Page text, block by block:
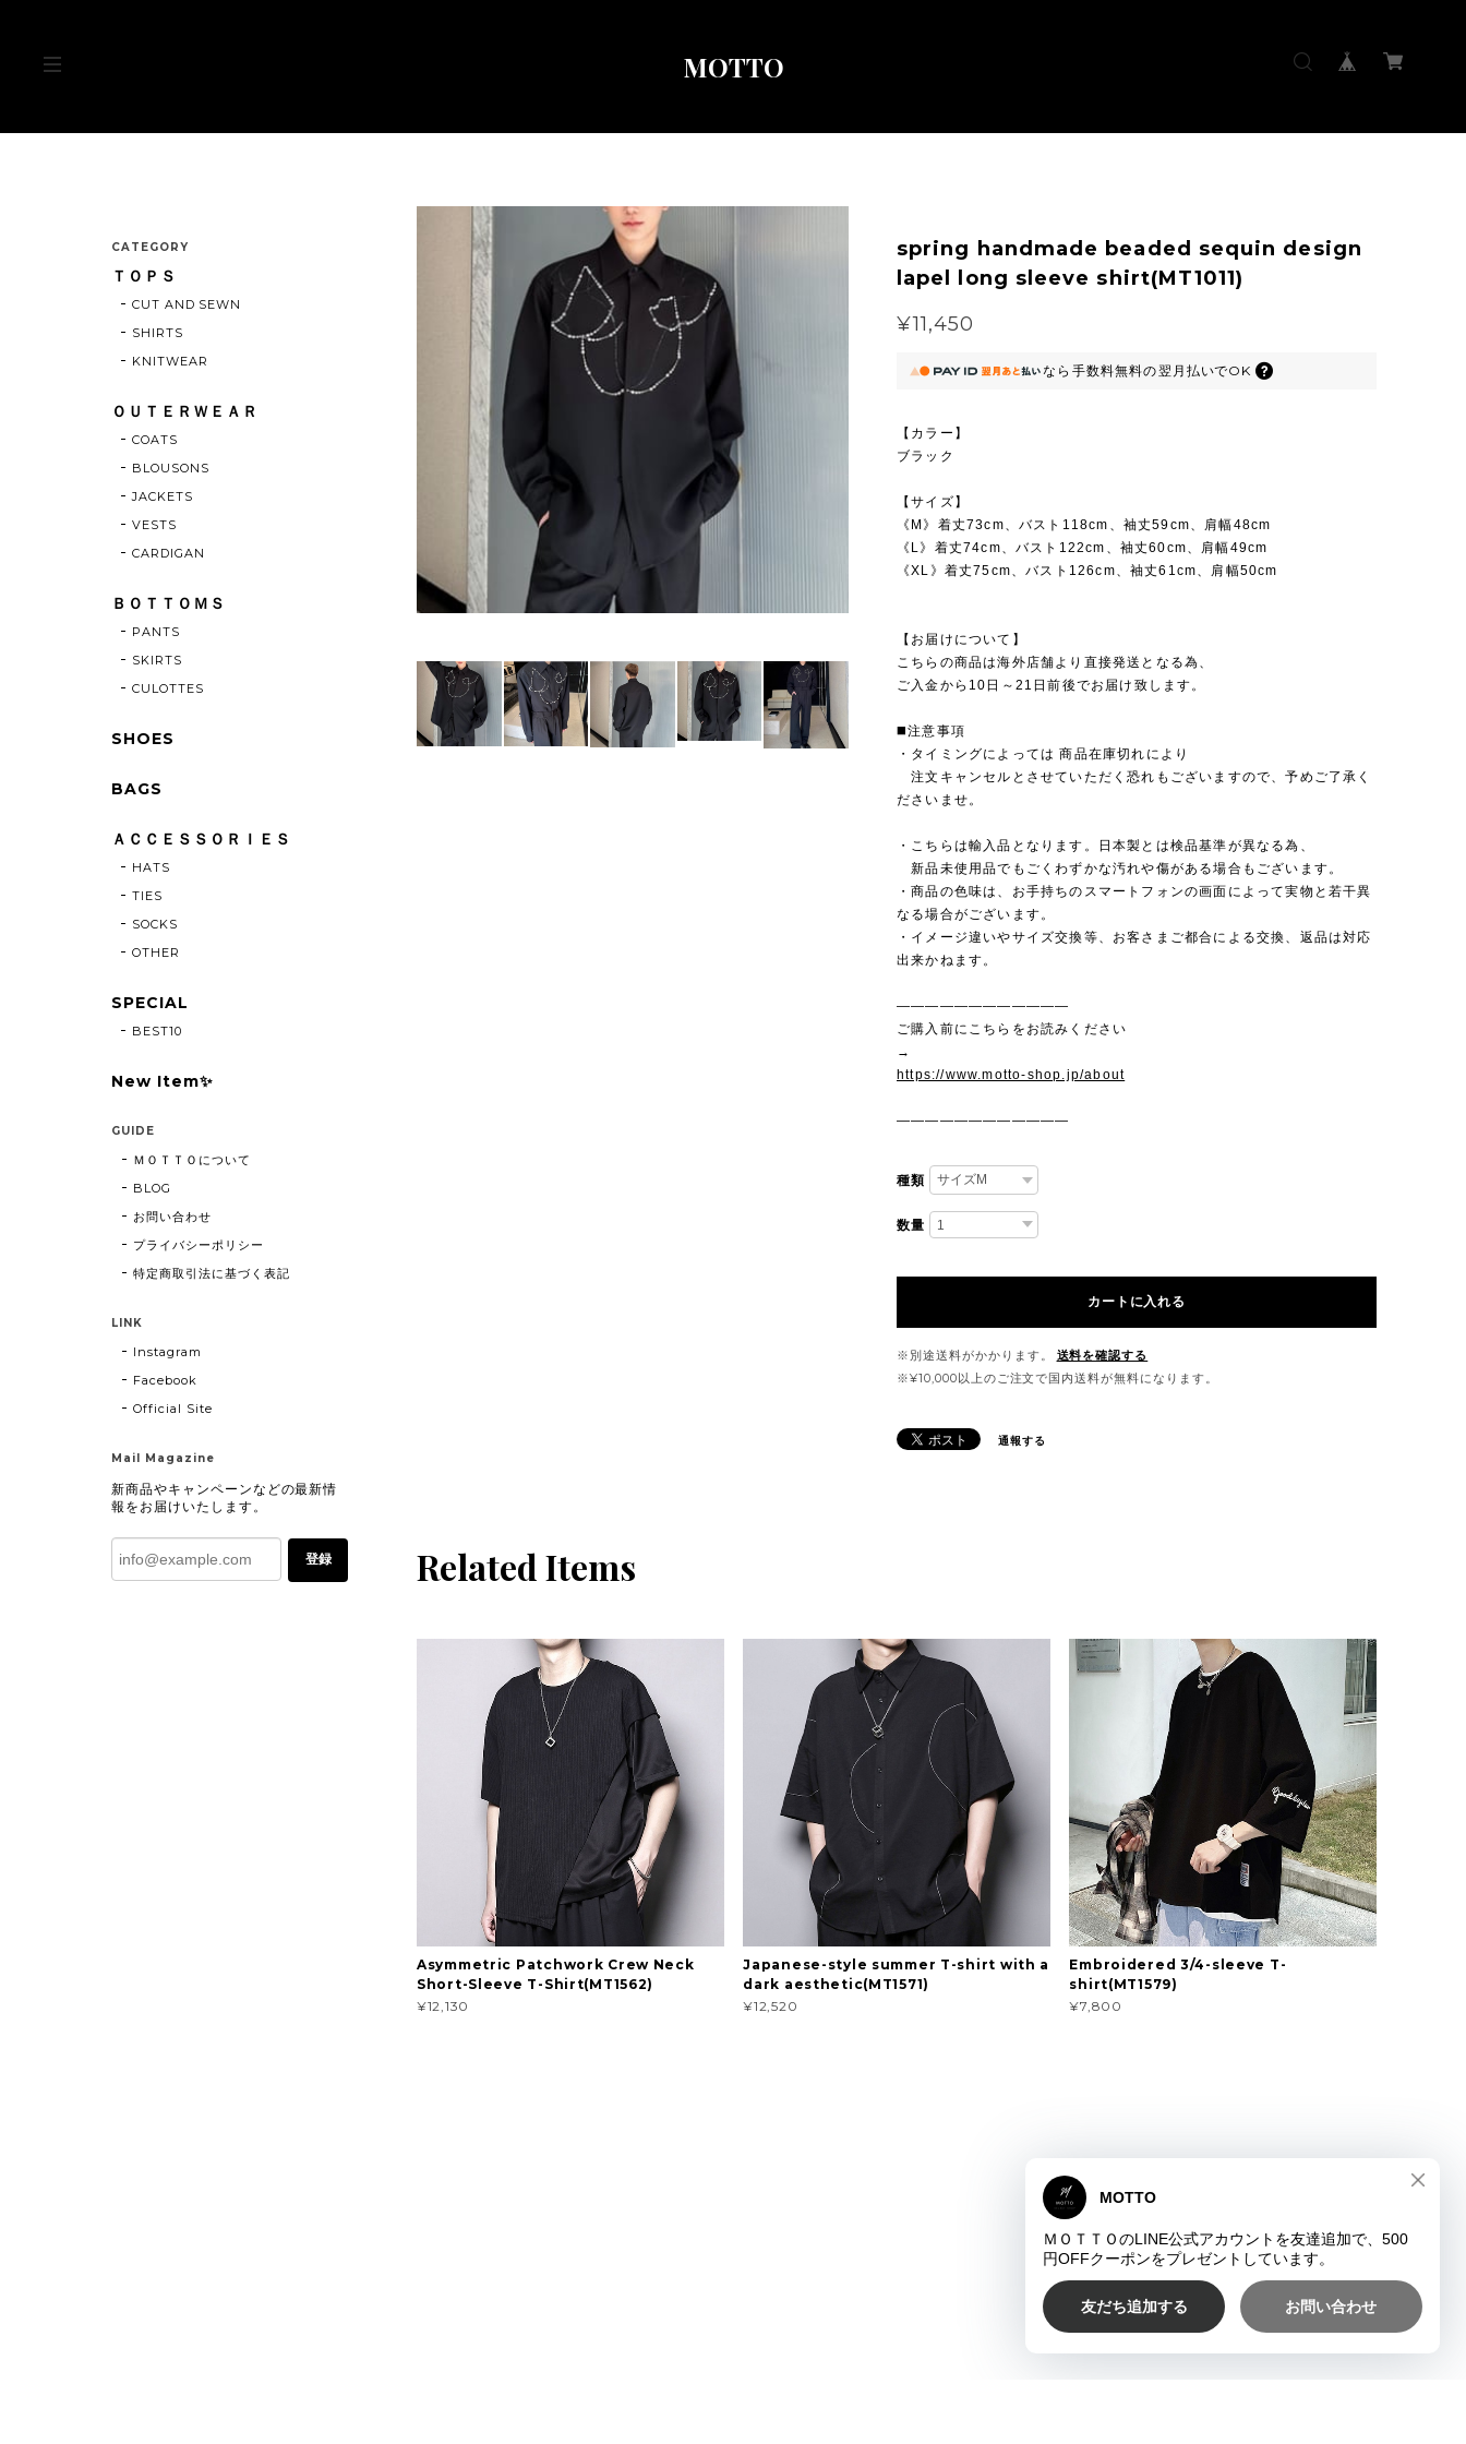
MOTTO
spring handmade beaded sequin design
lapel long sleeve shirt(MT1011)
¥11,450
なら 手数料無料の翌月払いでOK
【カラー】
ブラック
【サイズ】
《M》着丈73cm、バスト118cm、袖丈59cm、肩幅48cm
《L》着丈74cm、バスト122cm、袖丈60cm、肩幅49cm
《XL》着丈75cm、バスト126cm、袖丈61cm、肩幅50cm
【お届けについて】
こちらの商品は海外店舗より直接発送となる為、
ご入金から10日～21日前後でお届け致します。
◼️注意事項
・タイミングによっては 商品在庫切れにより
注文キャンセルとさせていただく恐れもございますので、予めご了承く
ださいませ。
・こちらは輸入品となります。日本製とは検品基準が異なる為、
新品未使用品でもごくわずかな汚れや傷がある場合もございます。
・商品の色味は、お手持ちのスマートフォンの画面によって実物と若干異
なる場合がございます。
・イメージ違いやサイズ交換等、お客さまご都合による交換、返品は対応
出来かねます。
————————————
ご購入前にこちらをお読みください
→
https://www.motto-shop.jp/about
————————————
種類
数量
カートに入れる
※別途送料がかかります。
送料を確認する
※¥10,000以上のご注文で国内送料が無料になります。
通報する
Related Items
Asymmetric Patchwork Crew Neck
Short-Sleeve T-Shirt(MT1562)
¥12,130
Japanese-style summer T-shirt with a
dark aesthetic(MT1571)
¥12,520
Embroidered 3/4-sleeve T-
shirt(MT1579)
¥7,800
CATEGORY
ＴＯＰＳ
CUT AND SEWN
SHIRTS
KNITWEAR
ＯＵＴＥＲＷＥＡＲ
COATS
BLOUSONS
JACKETS
VESTS
CARDIGAN
ＢＯＴＴＯＭＳ
PANTS
SKIRTS
CULOTTES
SHOES
BAGS
ＡＣＣＥＳＳＯＲＩＥＳ
HATS
TIES
SOCKS
OTHER
SPECIAL
BEST10
New Item✨
GUIDE
ＭＯＴＴＯについて
BLOG
お問い合わせ
プライバシーポリシー
特定商取引法に基づく表記
LINK
Instagram
Facebook
Official Site
Mail Magazine
新商品やキャンペーンなどの最新情
報をお届けいたします。
登録